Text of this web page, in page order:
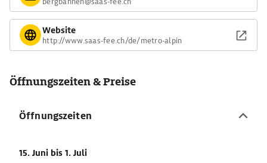
Website
http://www.saas-fee.ch/de/metro-alpin
Öffnungszeiten & Preise
Öffnungszeiten
15. Juni bis 1. Juli